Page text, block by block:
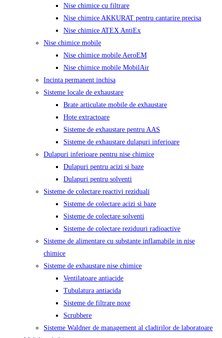
Nise chimice cu filtrare
Nise chimice AKKURAT pentru cantarire precisa
Nise chimice ATEX AntiEx
Nise chimice mobile
Nise chimice mobile AeroEM
Nise chimice mobile MobilAir
Incinta permanent inchisa
Sisteme locale de exhaustare
Brate articulate mobile de exhaustare
Hote extractoare
Sisteme de exhaustare pentru AAS
Sisteme de exhaustare dulapuri inferioare
Dulapuri inferioare pentru nise chimice
Dulapuri pentru acizi si baze
Dulapuri pentru solventi
Sisteme de colectare reactivi reziduali
Sisteme de colectare acizi si baze
Sisteme de colectare solventi
Sisteme de colectare reziduuri radioactive
Sisteme de alimentare cu substante inflamabile in nise
chimice
Sisteme de exhaustare nise chimice
Ventilatoare antiacide
Tubulatura antiacida
Sisteme de filtrare noxe
Scrubbere
Sisteme Waldner de management al cladirilor de laboratoare